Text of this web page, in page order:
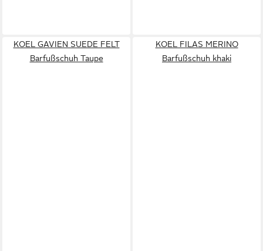
KOEL GAVIEN SUEDE FELT
Barfußschuh Taupe
KOEL FILAS MERINO
Barfußschuh khaki